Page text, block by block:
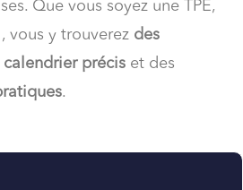
Que vous soyez une TPE,
vous y trouverez des
calendrier précis et des
.